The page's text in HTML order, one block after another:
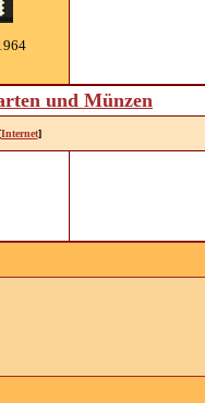
und Münzen
Internet]